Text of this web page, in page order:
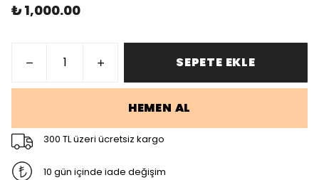
₺ 1,000.00
SEPETE EKLE
HEMEN AL
300 TL üzeri ücretsiz kargo
10 gün içinde iade değişim